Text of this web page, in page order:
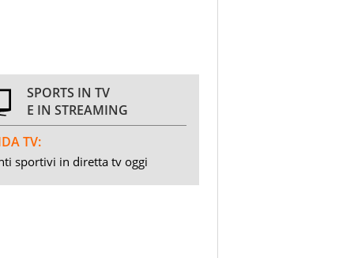
SPORTS IN TV
E IN STREAMING
TV:
sportivi in diretta tv oggi